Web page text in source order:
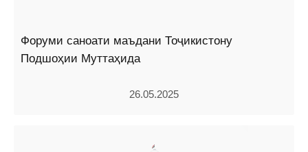
Форуми саноати маъдани Тоҷикистону
Подшоҳии Муттаҳида
26.05.2025